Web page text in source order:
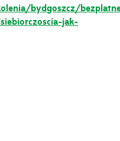
bydgoszcz/
jak-